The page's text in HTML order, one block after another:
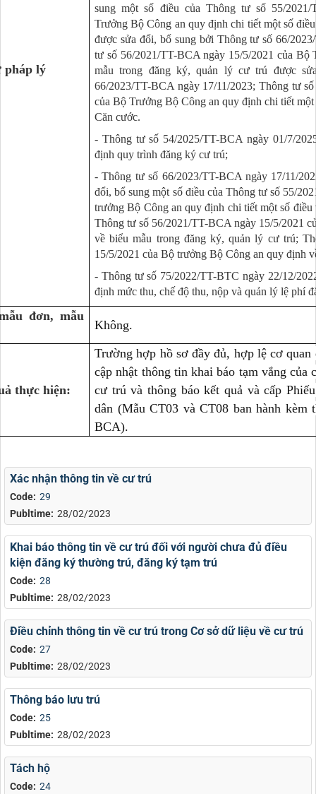
pháp lý
sung một số điều của Thông tư số 55/
Trưởng Bộ Công an quy định chi tiết một số
được sửa đổi, bổ sung bởi Thông tư số 66/
tư số 56/2021/TT-BCA ngày 15/5/2021 của Bộ
mẫu trong đăng ký, quản lý cư trú được
66/2023/TT-BCA ngày 17/11/2023; Thông tư
của Bộ Trưởng Bộ Công an quy định chi tiết
Căn cước.
- Thông tư số 54/2025/TT-BCA ngày 01/7/
định quy trình đăng ký cư trú;
- Thông tư số 66/2023/TT-BCA ngày 17/11/
đổi, bổ sung một số điều của Thông tư số 55/
trưởng Bộ Công an quy định chi tiết một số
Thông tư số 56/2021/TT-BCA ngày 15/5/2021
về biểu mẫu trong đăng ký, quản lý cư trú;
15/5/2021 của Bộ trưởng Bộ Công an quy định
- Thông tư số 75/2022/TT-BTC ngày 22/12/
định mức thu, chế độ thu, nộp và quản lý lệ phí
đơn, mẫu
Không.
thực hiện:
Trường hợp hồ sơ đầy đủ, hợp lệ cơ
cập nhật thông tin khai báo tạm vắng của
cư trú và thông báo kết quả và cấp
dân (Mẫu CT03 và CT08 ban hành kèm
BCA).
Code: 29
Publtime: 28/02/2023
Xác nhận thông tin về cư trú
Code: 28
Publtime: 28/02/2023
Khai báo thông tin về cư trú đối với người chưa đủ điều
kiện đăng ký thường trú, đăng ký tạm trú
Code: 27
Publtime: 28/02/2023
Điều chỉnh thông tin về cư trú trong Cơ sở dữ liệu về cư trú
Code: 25
Publtime: 28/02/2023
Thông báo lưu trú
Code: 24
Tách hộ